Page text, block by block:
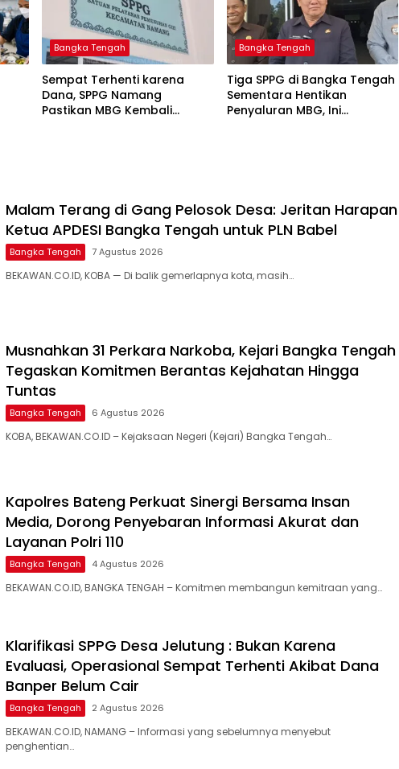
Bangka Tengah
‎Sempat Terhenti karena
Dana, SPPG Namang
Pastikan MBG Kembali
Bangka Tengah
‎Tiga SPPG di Bangka Tengah
Sementara Hentikan
Penyaluran MBG, Ini
Malam Terang di Gang Pelosok Desa: Jeritan Harapan
Ketua APDESI Bangka Tengah untuk PLN Babel
Bangka Tengah 7 Agustus 2026
BEKAWAN.CO.ID, KOBA — Di balik gemerlapnya kota, masih…
Musnahkan 31 Perkara Narkoba, Kejari Bangka Tengah
Tegaskan Komitmen Berantas Kejahatan Hingga
Tuntas
Bangka Tengah 6 Agustus 2026
KOBA, BEKAWAN.CO.ID – Kejaksaan Negeri (Kejari) Bangka Tengah…
‎Kapolres Bateng Perkuat Sinergi Bersama Insan
Media, Dorong Penyebaran Informasi Akurat dan
Layanan Polri 110
Bangka Tengah 4 Agustus 2026
BEKAWAN.CO.ID, BANGKA TENGAH – Komitmen membangun kemitraan yang…
‎Klarifikasi SPPG Desa Jelutung : Bukan Karena
Evaluasi, Operasional Sempat Terhenti Akibat Dana
Banper Belum Cair
Bangka Tengah 2 Agustus 2026
BEKAWAN.CO.ID, NAMANG – Informasi yang sebelumnya menyebut
penghentian…